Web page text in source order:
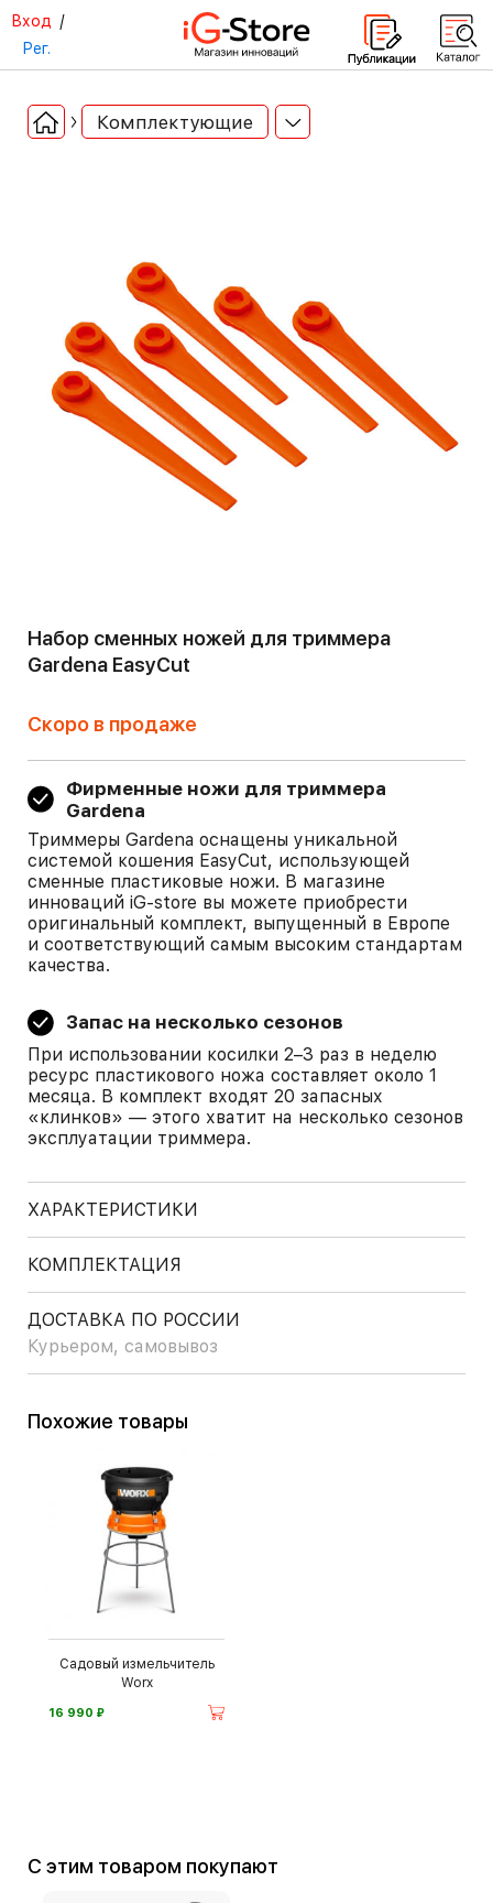
Вход /
Рег.
Комплектующие
Набор сменных ножей для триммера
Gardena EasyCut
Скоро в продаже
Фирменные ножи для триммера
Gardena
Триммеры Gardena оснащены уникальной
системой кошения EasyCut, использующей
сменные пластиковые ножи. В магазине
инноваций iG-store вы можете приобрести
оригинальный комплект, выпущенный в Европе
и соответствующий самым высоким стандартам
качества.
Запас на несколько сезонов
При использовании косилки 2–3 раз в неделю
ресурс пластикового ножа составляет около 1
месяца. В комплект входят 20 запасных
«клинков» — этого хватит на несколько сезонов
эксплуатации триммера.
ХАРАКТЕРИСТИКИ
КОМПЛЕКТАЦИЯ
ДОСТАВКА ПО РОССИИ
Курьером, самовывоз
Похожие товары
Садовый измельчитель
Worx
16 990 ⃏
С этим товаром покупают